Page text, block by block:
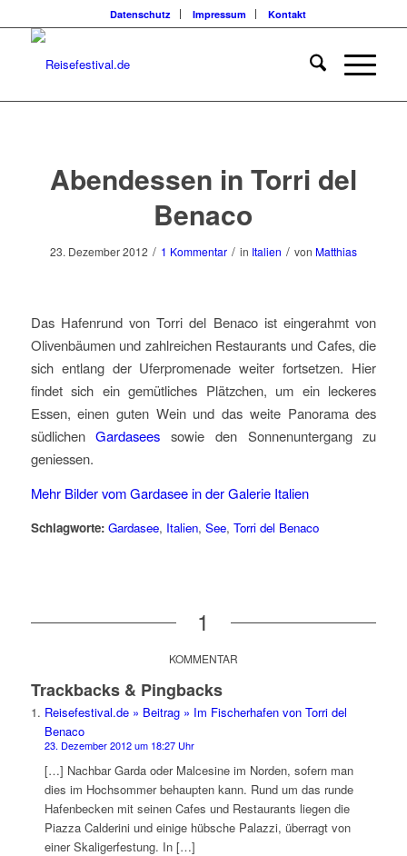
Datenschutz Impressum Kontakt
Abendessen in Torri del
Benaco
23. Dezember 2012 / 1 Kommentar / in Italien / von Matthias
Das Hafenrund von Torri del Benaco ist eingerahmt von
Olivenbäumen und zahlreichen Restaurants und Cafes, die
sich entlang der Uferpromenade weiter fortsetzen. Hier
findet sich ein gemütliches Plätzchen, um ein leckeres
Essen, einen guten Wein und das weite Panorama des
südlichenGardasees sowie den Sonnenuntergang zu
geniessen.
Mehr Bilder vom Gardasee in der Galerie Italien
Schlagworte: Gardasee, Italien, See, Torri del Benaco
1
KOMMENTAR
Trackbacks & Pingbacks
Reisefestival.de » Beitrag » Im Fischerhafen von Torri del
Benaco
23. Dezember 2012 um 18:27 Uhr
[…] Nachbar Garda oder Malcesine im Norden, sofern man
dies im Hochsommer behaupten kann. Rund um das runde
Hafenbecken mit seinen Cafes und Restaurants liegen die
Piazza Calderini und einige hübsche Palazzi, überragt von
einer Skaligerfestung. In […]